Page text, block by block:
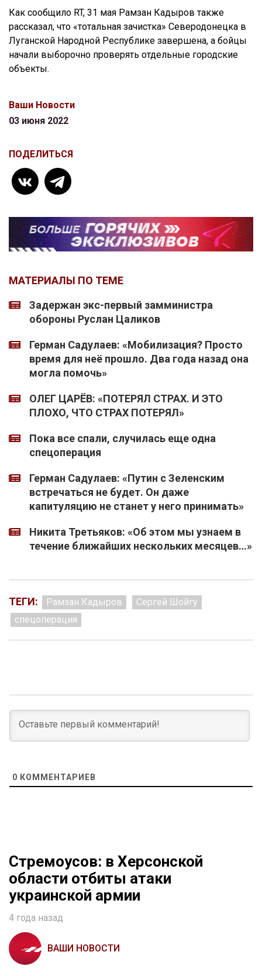
Как сообщило RT, 31 мая Рамзан Кадыров также
рассказал, что «тотальная зачистка» Северодонецка в
Луганской Народной Республике завершена, а бойцы
начали выборочно проверять отдельные городские
объекты.
Ваши Новости
03 июня 2022
ПОДЕЛИТЬСЯ
МАТЕРИАЛЫ ПО ТЕМЕ
Задержан экс-первый замминистра
обороны Руслан Цаликов
Герман Садулаев: «Мобилизация? Просто
время для неё прошло. Два года назад она
могла помочь»
ОЛЕГ ЦАРЁВ: «ПОТЕРЯЛ СТРАХ. И ЭТО
ПЛОХО, ЧТО СТРАХ ПОТЕРЯЛ»
Пока все спали, случилась еще одна
спецоперация
Герман Садулаев: «Путин с Зеленским
встречаться не будет. Он даже
капитуляцию не станет у него принимать»
Никита Третьяков: «Об этом мы узнаем в
течение ближайших нескольких месяцев…»
ТЕГИ: Рамзан Кадыров
Сергей Шойгу
спецоперация
0 КОММЕНТАРИЕВ
Стремоусов: в Херсонской
области отбиты атаки
украинской армии
4 года назад
ВАШИ НОВОСТИ